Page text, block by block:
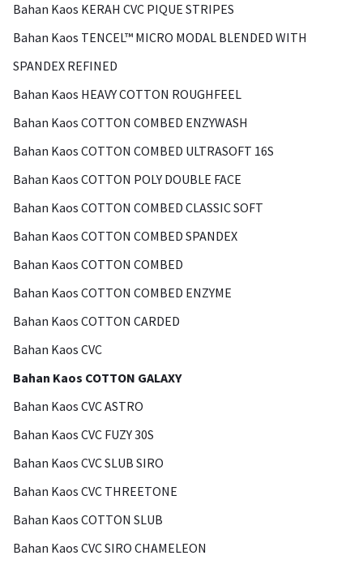
Bahan Kaos KERAH CVC PIQUE STRIPES
Bahan Kaos TENCEL™ MICRO MODAL BLENDED WITH
SPANDEX REFINED
Bahan Kaos HEAVY COTTON ROUGHFEEL
Bahan Kaos COTTON COMBED ENZYWASH
Bahan Kaos COTTON COMBED ULTRASOFT 16S
Bahan Kaos COTTON POLY DOUBLE FACE
Bahan Kaos COTTON COMBED CLASSIC SOFT
Bahan Kaos COTTON COMBED SPANDEX
Bahan Kaos COTTON COMBED
Bahan Kaos COTTON COMBED ENZYME
Bahan Kaos COTTON CARDED
Bahan Kaos CVC
Bahan Kaos COTTON GALAXY
Bahan Kaos CVC ASTRO
Bahan Kaos CVC FUZY 30S
Bahan Kaos CVC SLUB SIRO
Bahan Kaos CVC THREETONE
Bahan Kaos COTTON SLUB
Bahan Kaos CVC SIRO CHAMELEON